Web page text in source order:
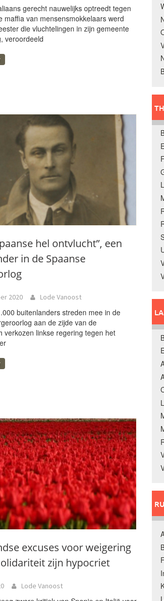
gerecht nauwelijks optreedt tegen
maffia van mensensmokkelaars werd
die vluchtelingen in zijn gemeente
veroordeeld
hel ontvlucht”, een
in de Spaanse
2020 Lode Vanoost
buitenlanders streden mee in de
aan de zijde van de
verkozen linkse regering tegen het
excuses voor weigering
zijn hypocriet
Lode Vanoost